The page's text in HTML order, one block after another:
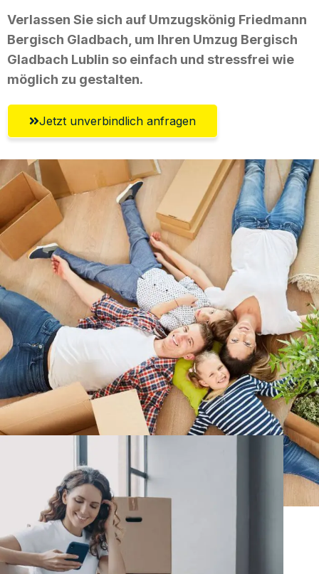
Verlassen Sie sich auf Umzugskönig Friedmann
Bergisch Gladbach, um Ihren Umzug Bergisch
Gladbach Lublin so einfach und stressfrei wie
möglich zu gestalten.
Jetzt unverbindlich anfragen